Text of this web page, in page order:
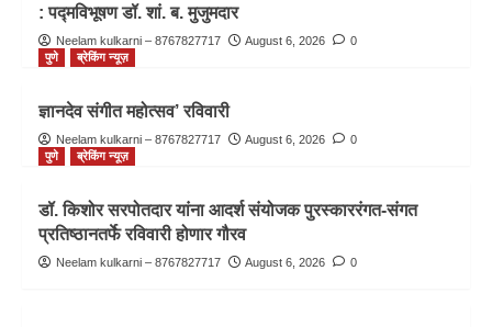
: पद्मविभूषण डॉ. शां. ब. मुजुमदार
Neelam kulkarni – 8767827717 August 6, 2026
0
पुणे
ब्रेकिंग न्यूज़
ज्ञानदेव संगीत महोत्सव’ रविवारी
Neelam kulkarni – 8767827717 August 6, 2026
0
पुणे
ब्रेकिंग न्यूज़
डॉ. किशोर सरपोतदार यांना आदर्श संयोजक पुरस्काररंगत-संगत
प्रतिष्ठानतर्फे रविवारी होणार गौरव
Neelam kulkarni – 8767827717 August 6, 2026 0